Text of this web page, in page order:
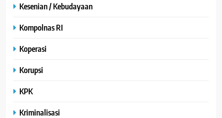
Kesenian / Kebudayaan
Kompolnas RI
Koperasi
Korupsi
KPK
Kriminalisasi